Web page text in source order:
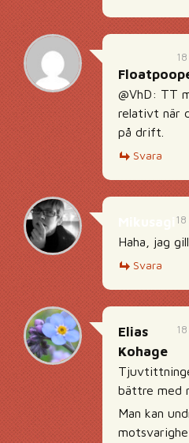
@VhD: TT
relativt när
på drift.
Svara
Haha, jag
Svara
Elias
Kohage
bättre med
Man kan